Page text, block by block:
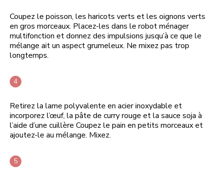
Coupez le poisson, les haricots verts et les oignons verts
en gros morceaux. Placez-les dans le robot ménager
multifonction et donnez des impulsions jusqu’à ce que le
mélange ait un aspect grumeleux. Ne mixez pas trop
longtemps.
Retirez la lame polyvalente en acier inoxydable et
incorporez l’œuf, la pâte de curry rouge et la sauce soja à
l’aide d’une cuillère Coupez le pain en petits morceaux et
ajoutez-le au mélange. Mixez.